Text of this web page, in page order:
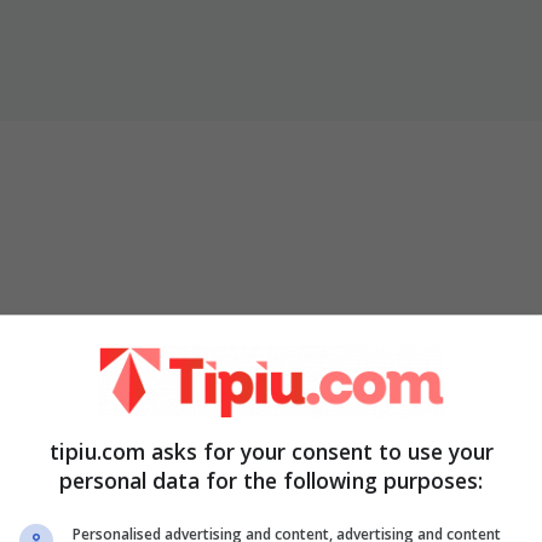
tipiu.com asks for your consent to use your
personal data for the following purposes:
Personalised advertising and content, advertising and content